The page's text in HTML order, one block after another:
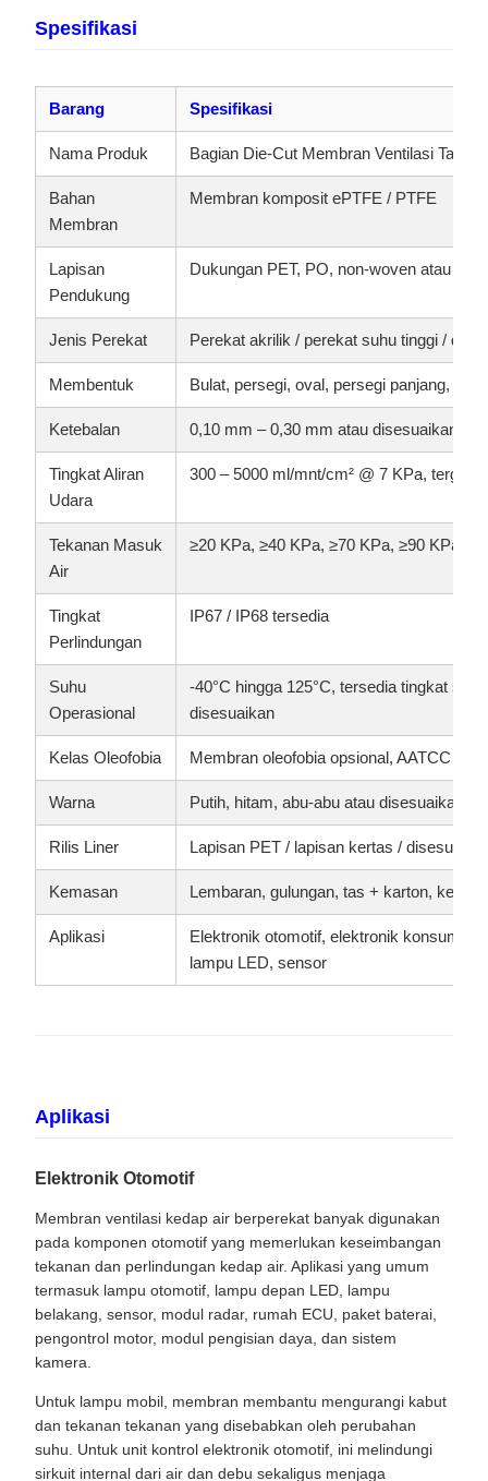
Spesifikasi
Barang Spesifikasi
Nama Produk Bagian Die-Cut Membran Ventilasi Tahan
Bahan
Membran
Membran komposit ePTFE / PTFE
Lapisan
Pendukung
Dukungan PET, PO, non-woven atau
Jenis Perekat Perekat akrilik / perekat suhu tinggi /
Membentuk Bulat, persegi, oval, persegi panjang,
Ketebalan 0,10 mm – 0,30 mm atau disesuaikan
Tingkat Aliran
Udara
300 – 5000 ml/mnt/cm² @ 7 KPa,
Tekanan Masuk
Air
≥20 KPa, ≥40 KPa, ≥70 KPa, ≥90 KPa
Tingkat
Perlindungan
IP67 / IP68 tersedia
Suhu
Operasional
-40°C hingga 125°C, tersedia tingkat
disesuaikan
Kelas Oleofobia Membran oleofobia opsional, AATCC 118
Warna Putih, hitam, abu-abu atau disesuaikan
Rilis Liner Lapisan PET / lapisan kertas /
Kemasan Lembaran, gulungan, tas + karton,
Aplikasi
Elektronik otomotif, elektronik
lampu LED, sensor
Aplikasi
Elektronik Otomotif
Membran ventilasi kedap air berperekat banyak digunakan
pada komponen otomotif yang memerlukan keseimbangan
tekanan dan perlindungan kedap air. Aplikasi yang umum
termasuk lampu otomotif, lampu depan LED, lampu
belakang, sensor, modul radar, rumah ECU, paket baterai,
pengontrol motor, modul pengisian daya, dan sistem
kamera.
Untuk lampu mobil, membran membantu mengurangi kabut
dan tekanan tekanan yang disebabkan oleh perubahan
suhu. Untuk unit kontrol elektronik otomotif, ini melindungi
sirkuit internal dari air dan debu sekaligus menjaga